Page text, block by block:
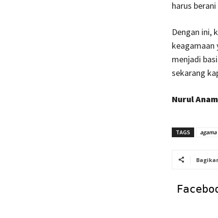
harus
Dengan ini,
keagamaan
menjadi
sekarang
Nurul Anam
TAGS agama